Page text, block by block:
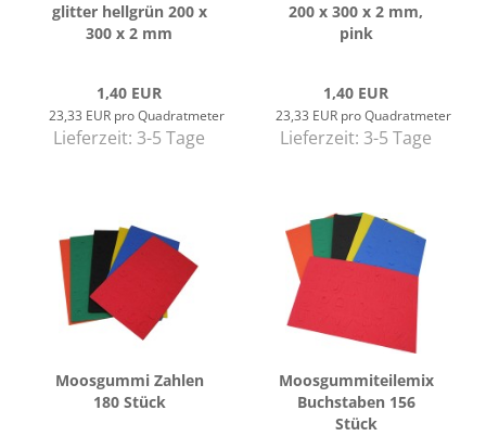
glit­ter hell­grün 200 x
300 x 2 mm
1,40 EUR
23,33 EUR pro Quadratmeter
Lieferzeit: 3-5 Tage
200 x 300 x 2 mm,
pink
1,40 EUR
23,33 EUR pro Quadratmeter
Lieferzeit: 3-5 Tage
Moos­gum­mi Zah­len
180 Stück
Moos­gum­mi­tei­lemix
Buch­sta­ben 156
Stück